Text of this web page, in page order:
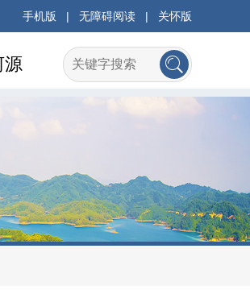
手机版 | 无障碍阅读 | 关怀版
源